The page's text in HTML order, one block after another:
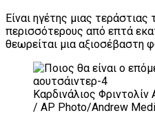
Είναι ηγέτης μιας
περισσότερους από επτά
θεωρείται μια αξιοσέβαστη
Καρδινάλιος
/ AP Photo/Andrew